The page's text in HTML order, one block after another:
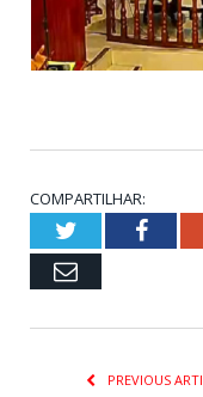
COMPARTILHAR:
Twitter
Email
PREVIOUS